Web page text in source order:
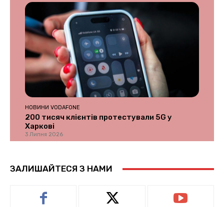
НОВИНИ VODAFONE
200 тисяч клієнтів протестували 5G у
Харкові
3 Липня 2026
ЗАЛИШАЙТЕСЯ З НАМИ